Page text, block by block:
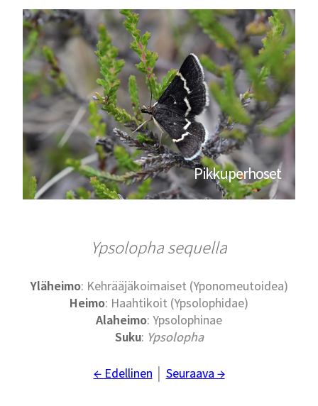
Pikkuperhoset
Ypsolopha sequella
Yläheimo: Kehrääjäkoimaiset (Yponomeutoidea)
Heimo: Haahtikoit (Ypsolophidae)
Alaheimo: Ypsolophinae
Suku: Ypsolopha
← Edellinen Seuraava →